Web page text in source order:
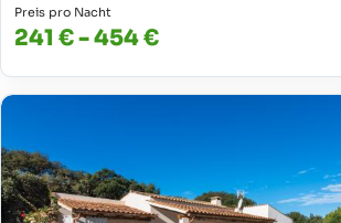
Preis pro Nacht
241 € - 454 €